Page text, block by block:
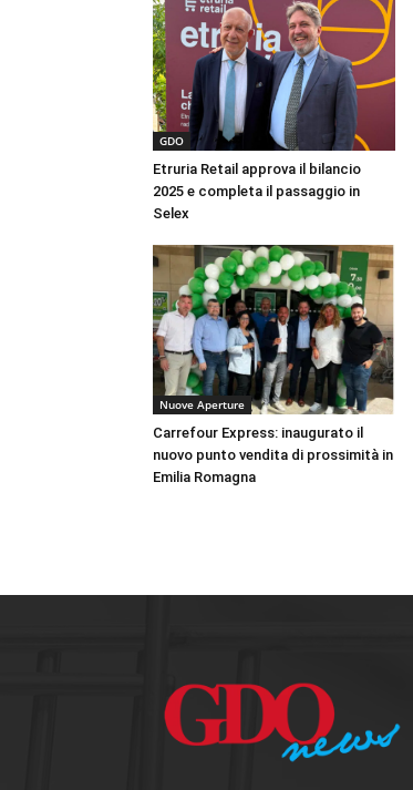
GDO
Etruria Retail approva il bilancio
2025 e completa il passaggio in
Selex
Nuove Aperture
Carrefour Express: inaugurato il
nuovo punto vendita di prossimità in
Emilia Romagna